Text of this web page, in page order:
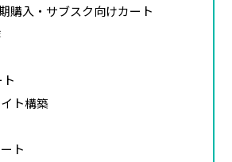
購入・サブスク向けカート
ト構築
ト